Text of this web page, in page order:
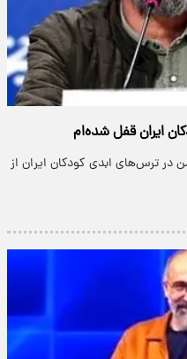
ایران قفل شده‌ام
در ترس‌های ابدی کودکان ایران از